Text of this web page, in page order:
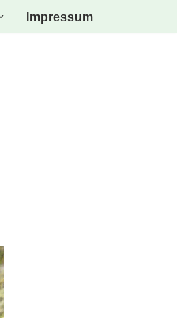
Impressum